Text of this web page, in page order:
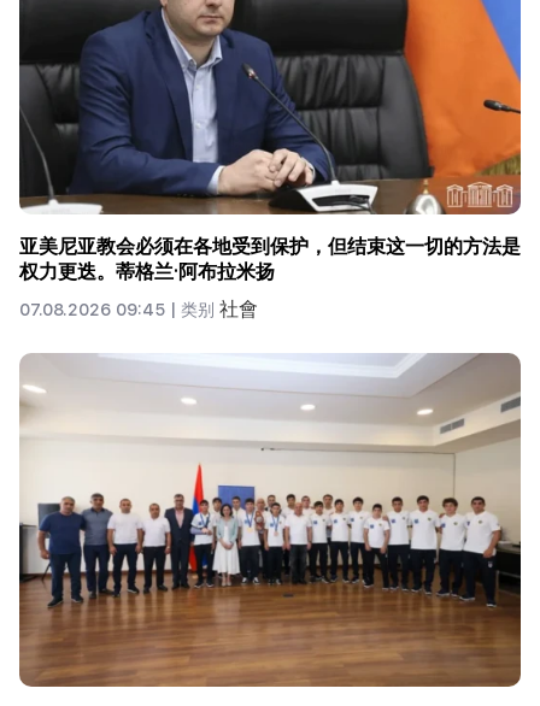
亚美尼亚教会必须在各地受到保护，但结束这一切的方法是
权力更迭。蒂格兰·阿布拉米扬
07.08.2026 09:45 | 类别 社會